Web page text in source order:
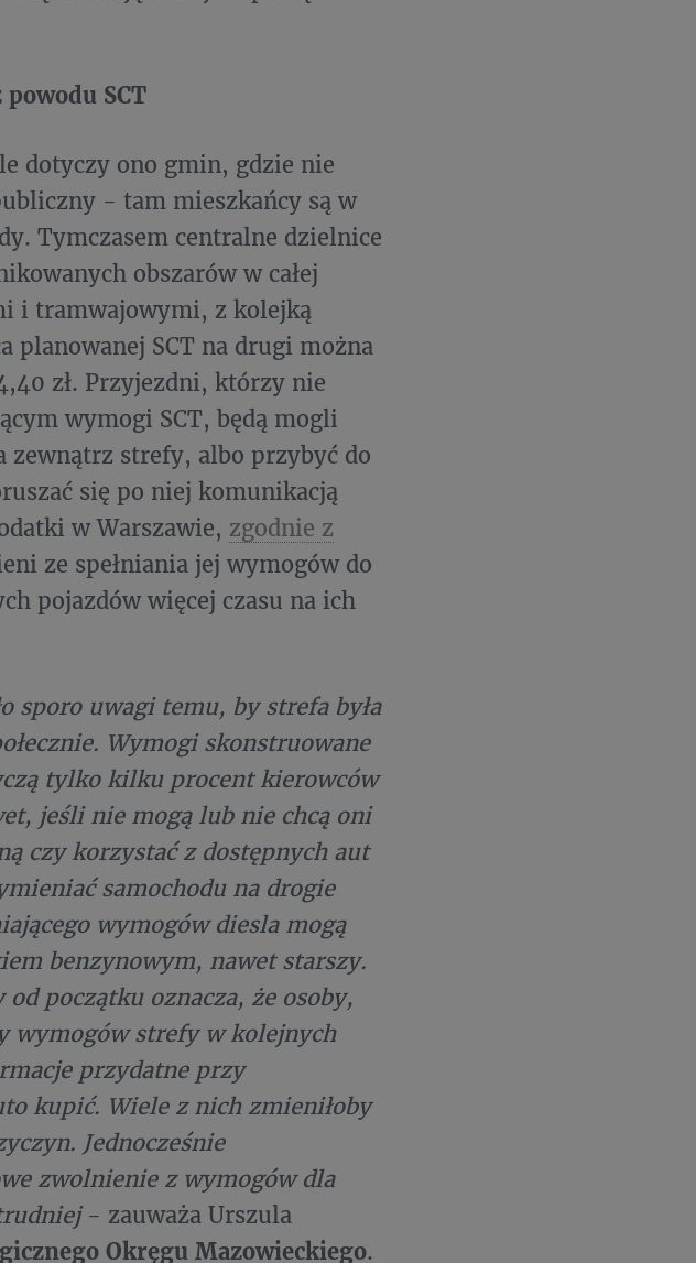
SCT
dotyczy ono gmin, gdzie nie
- tam mieszkańcy są w
Tymczasem centralne dzielnice
obszarów w całej
i tramwajowymi, z kolejką
planowanej SCT na drugi można
zł. Przyjezdni, którzy nie
wymogi SCT, będą mogli
zewnątrz strefy, albo przybyć do
się po niej komunikacją
w Warszawie, zgodnie z
ze spełniania jej wymogów do
pojazdów więcej czasu na ich
sporo uwagi temu, by strefa była
Wymogi skonstruowane
tylko kilku procent kierowców
jeśli nie mogą lub nie chcą oni
czy korzystać z dostępnych aut
samochodu na drogie
wymogów diesla mogą
benzynowym, nawet starszy.
początku oznacza, że osoby,
wymogów strefy w kolejnych
przydatne przy
kupić. Wiele z nich zmieniłoby
Jednocześnie
zwolnienie z wymogów dla
- zauważa Urszula
Okręgu Mazowieckiego.